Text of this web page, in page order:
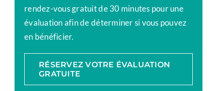
rendez-vous gratuit de 30 minutes pour une
évaluation afin de déterminer si vous pouvez
en bénéficier.
RÉSERVEZ VOTRE ÉVALUATION
GRATUITE